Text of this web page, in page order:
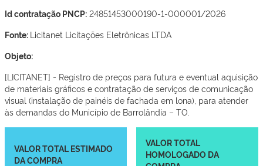
Id contratação PNCP: 24851453000190-1-000001/2026
Fonte: Licitanet Licitações Eletrônicas LTDA
Objeto:
[LICITANET] - Registro de preços para futura e eventual aquisição
de materiais gráficos e contratação de serviços de comunicação
visual (instalação de painéis de fachada em lona), para atender
às demandas do Município de Barrolândia – TO.
VALOR TOTAL ESTIMADO
DA COMPRA
VALOR TOTAL
HOMOLOGADO DA